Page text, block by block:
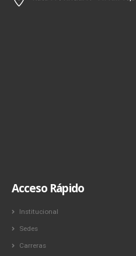
Acceso Rápido
Institucional
Sedes
Carreras